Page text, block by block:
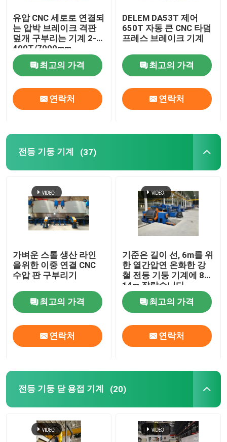
유압 CNC 세로로 연결되
는 압박 브레이크 격판
덮개 구부리는 기계 2-
400T/7000mm
최고의 가격
연락처
DELEM DA53T 제어
650T 자동 큰 CNC 타덤
프레스 브레이크 기계
최고의 가격
연락처
전등 기둥 기계 (37)
가벼운 스톨 생산 라인
을위한 이중 연결 CNC
수압 판 구부리기
최고의 가격
연락처
기준은 길이 선, 6m를 위
한 열간압연 온화한 강
철 전등 기둥 기계에 8m
14m 잘랐습니다
최고의 가격
연락처
전등 기둥 닫 용접 기계 (20)